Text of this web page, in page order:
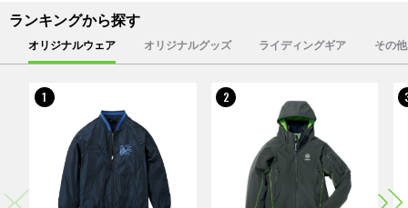
ランキングから探す
オリジナルウェア オリジナルグッズ ライディングギア その
1 2